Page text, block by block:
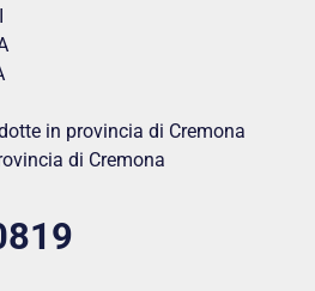
in provincia di Cremona
di Cremona